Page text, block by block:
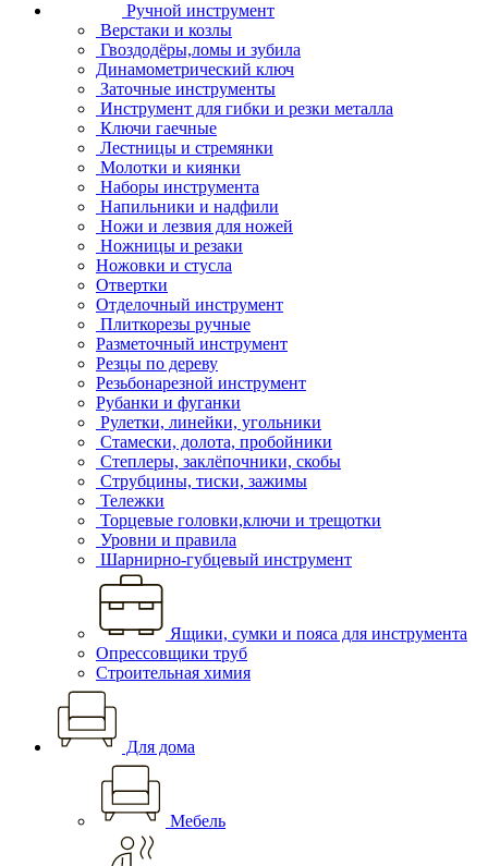
Ручной инструмент
Верстаки и козлы
Гвоздодёры,ломы и зубила
Динамометрический ключ
Заточные инструменты
Инструмент для гибки и резки металла
Ключи гаечные
Лестницы и стремянки
Молотки и киянки
Наборы инструмента
Напильники и надфили
Ножи и лезвия для ножей
Ножницы и резаки
Ножовки и стусла
Отвертки
Отделочный инструмент
Плиткорезы ручные
Разметочный инструмент
Резцы по дереву
Резьбонарезной инструмент
Рубанки и фуганки
Рулетки, линейки, угольники
Стамески, долота, пробойники
Степлеры, заклёпочники, скобы
Струбцины, тиски, зажимы
Тележки
Торцевые головки,ключи и трещотки
Уровни и правила
Шарнирно-губцевый инструмент
Ящики, сумки и пояса для инструмента
Опрессовщики труб
Строительная химия
Для дома
Мебель